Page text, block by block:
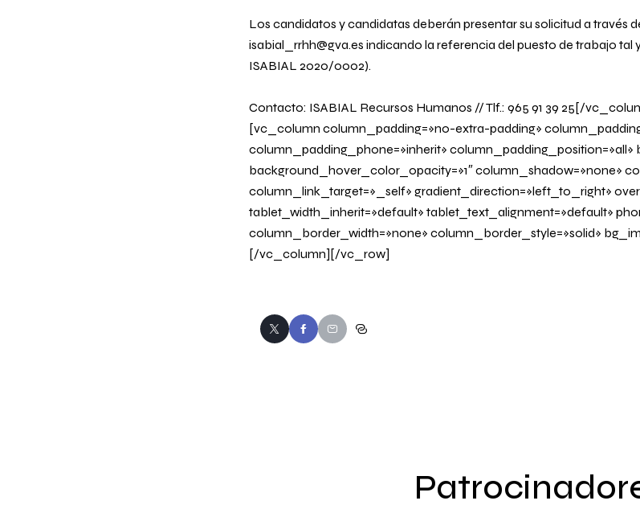
Los candidatos y candidatas deberán presentar su solicitud a través
isabial_rrhh@gva.es indicando la referencia del puesto de trabajo
ISABIAL 2020/0002).
Contacto: ISABIAL Recursos Humanos // Tlf.: 965 91 39 25[/
[vc_column column_padding=»no-extra-padding»
column_padding_phone=»inherit» column_padding_position=»all»
background_hover_color_opacity=»1″ column_shadow=»none»
column_link_target=»_self» gradient_direction=»left_to_right»
tablet_width_inherit=»default» tablet_text_alignment=»default»
column_border_width=»none» column_border_style=»solid»
[/vc_column][/vc_row]